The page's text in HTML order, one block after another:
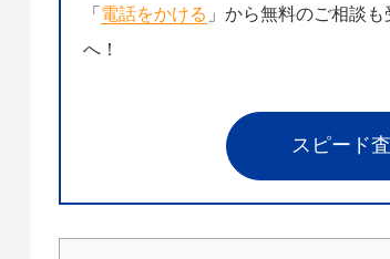
「 電話をかける 」から無料のご相談
へ！
スピード